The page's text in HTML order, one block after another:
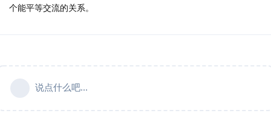
个能平等交流的关系。
说点什么吧...